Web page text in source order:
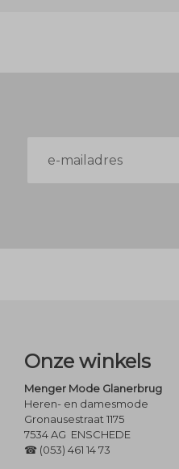
mailadres
Onze winkels
Menger Mode Glanerbrug
Heren- en damesmode
Gronausestraat 1175
7534 AG ENSCHEDE
☎ (053) 461 14 73